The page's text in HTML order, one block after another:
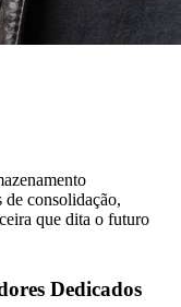
consolidação,
que dita o futuro
Dedicados